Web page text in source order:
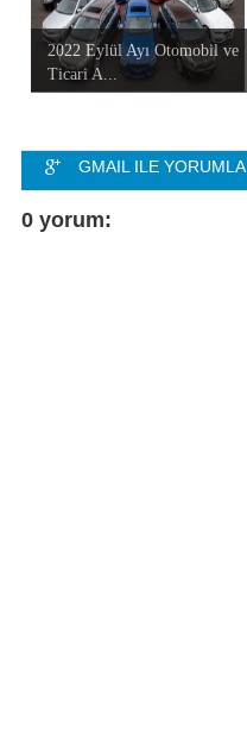
2022 Eylül Ayı Otomobil ve
Ticari A...
GMAIL ILE YORUMLA
FACEBOOK ILE
0 yorum: